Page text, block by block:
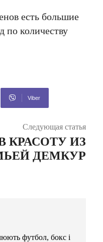
есть большие
по количеству
Viber
Следующая статья
КРАСОТУ ИЗ
ДЕМКУР
футбол, бокс і